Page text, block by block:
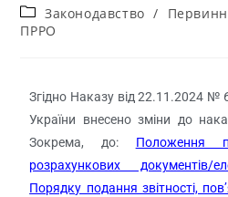
Законодавство /
ПРРО
Згідно Наказу від 22.11.2024 №
України внесено зміни до
Зокрема, до: Положення
розрахункових документів/
Порядку подання звітності,